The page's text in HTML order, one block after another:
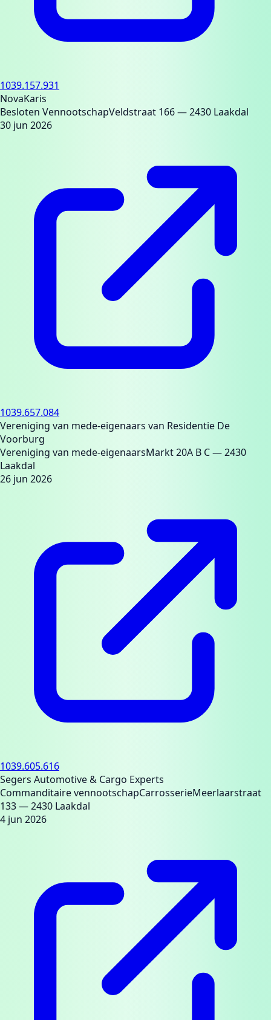
1039.157.931
NovaKaris
Besloten VennootschapVeldstraat 166— 2430 Laakdal
30 jun 2026
1039.657.084
Vereniging van mede-eigenaars van Residentie De
Voorburg
Vereniging van mede-eigenaarsMarkt 20A B C— 2430
Laakdal
26 jun 2026
1039.605.616
Segers Automotive & Cargo Experts
Commanditaire vennootschapCarrosserieMeerlaarstraat
133— 2430 Laakdal
4 jun 2026